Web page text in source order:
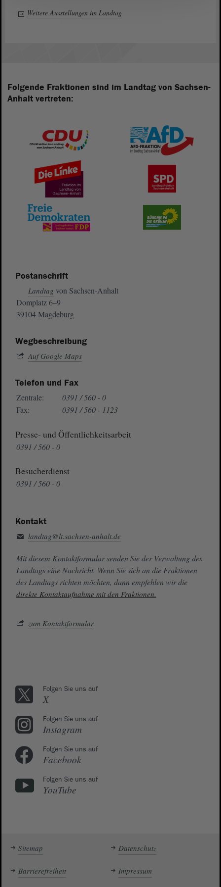
Weitere Ausstellungen im Landtag
Folgende Fraktionen sind im Landtag von Sachsen-
Anhalt vertreten:
Postanschrift
Landtag von Sachsen-Anhalt
Domplatz 6–9
39104 Magdeburg
Wegbeschreibung
Auf Google Maps
Telefon und Fax
Zentrale:
0391 / 560 - 0
Fax:
0391 / 560 - 1123
Presse- und Öffentlichkeitsarbeit
0391 / 560 - 0
Besucherdienst
0391 / 560 - 0
Kontakt
landtag@lt.sachsen-anhalt.de
Mit diesem Kontaktformular senden Sie der Verwaltung des
Landtags eine Nachricht. Wenn Sie sich an die Fraktionen
des Landtags richten möchten, dann empfehlen wir die
direkte Kontaktaufnahme mit den Fraktionen.
zum Kontaktformular
Folgen Sie uns auf
X
Folgen Sie uns auf
Instagram
Folgen Sie uns auf
Facebook
Folgen Sie uns auf
YouTube
Sitemap Datenschutz
Barrierefreiheit Impressum